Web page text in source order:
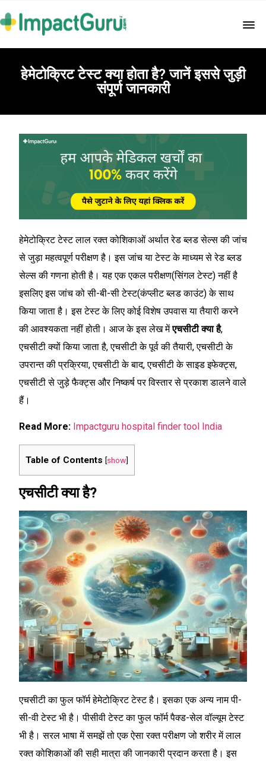
हेमेटोक्रिट टेस्ट क्या होता है? जानें इससे जुड़ी
संपूर्ण जानकारी
हेमेटोक्रिट टेस्ट लाल रक्त कोशिकाओं अर्थात रेड ब्लड सेल्स की जांच
से जुड़ा महत्वपूर्ण परीक्षण है। इस जांच या टेस्ट के माध्यम से रेड ब्लड
सेल्स की गणना होती है। यह एक एकल परीक्षण(सिंगल टेस्ट) नहीं है
इसलिए इस जांच को सी-बी-सी टेस्ट(कंप्लीट ब्लड काउंट) के साथ
किया जाता है। इस टेस्ट के लिए कोई विशेष उपवास या तैयारी करने
की आवश्यकता नहीं होती। आज के इस लेख मेंएचसीटी क्या है,
एचसीटी क्यों किया जाता है, एचसीटी के पूर्व की तैयारी, एचसीटी के
उपरान्त की प्रक्रिया, एचसीटी के बाद, एचसीटी के साइड इफेक्ट्स,
एचसीटी से जुड़े फैक्ट्स और निष्कर्ष पर विस्तार से प्रकाश डालने वाले
हैं।
Read More: Impactguru hospital finder tool India
Table of Contents [show]
एचसीटी क्या है?
एचसीटी का फुल फॉर्म हेमेटोक्रिट टेस्ट है। इसका एक अन्य नाम पी-
सी-वी टेस्ट भी है। पीसीवी टेस्ट का फुल फॉर्म पैक्ड-सेल वॉल्यूम टेस्ट
भी है। सरल भाषा में समझें तो एक ऐसा रक्त परीक्षण जो शरीर में लाल
रक्त कोशिकाओं की सही मात्रा की जानकारी प्रदान करता है। इस